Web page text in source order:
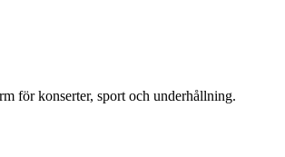
för konserter, sport och underhållning.